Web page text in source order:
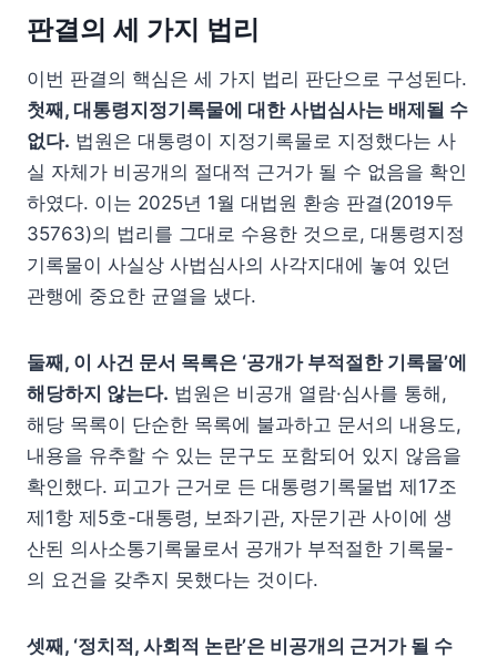
판결의 세 가지 법리
이번 판결의 핵심은 세 가지 법리 판단으로 구성된다.
첫째, 대통령지정기록물에 대한 사법심사는 배제될 수
없다. 법원은 대통령이 지정기록물로 지정했다는 사
실 자체가 비공개의 절대적 근거가 될 수 없음을 확인
하였다. 이는 2025년 1월 대법원 환송 판결(2019두
35763)의 법리를 그대로 수용한 것으로, 대통령지정
기록물이 사실상 사법심사의 사각지대에 놓여 있던
관행에 중요한 균열을 냈다.
둘째, 이 사건 문서 목록은 ‘공개가 부적절한 기록물’에
해당하지 않는다. 법원은 비공개 열람·심사를 통해,
해당 목록이 단순한 목록에 불과하고 문서의 내용도,
내용을 유추할 수 있는 문구도 포함되어 있지 않음을
확인했다. 피고가 근거로 든 대통령기록물법 제17조
제1항 제5호-대통령, 보좌기관, 자문기관 사이에 생
산된 의사소통기록물로서 공개가 부적절한 기록물-
의 요건을 갖추지 못했다는 것이다.
셋째, ‘정치적, 사회적 논란’은 비공개의 근거가 될 수